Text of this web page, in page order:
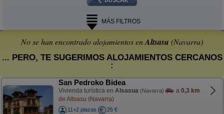
MÁS FILTROS
No se han encontrado alojamientos enAltsasu (Navarra)
... PERO, TE SUGERIMOS ALOJAMIENTOS CERCANOS
:
San Pedroko Bidea
Vivienda turística en Alsasua (Navarra) a 0,3 km
de Altsasu (Navarra)
11+2 plazas
25 €